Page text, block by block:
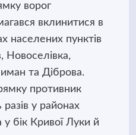
ворог
вклинитися в
населених пунктів
Новоселівка,
та Діброва.
противник
у районах
у бік Кривої Луки й